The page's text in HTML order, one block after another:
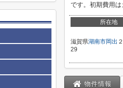
です。初期費用は
所在地
滋賀県湖南市岡出
29
物件情報